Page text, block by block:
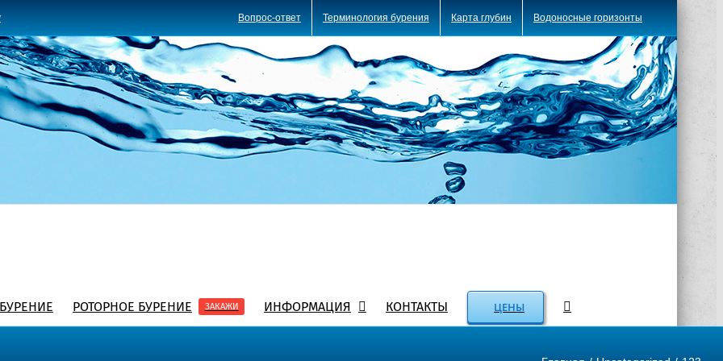
Вопрос-ответ Терминология бурения Карта глубин Водоносные горизонты
РОТОРНОЕ БУРЕНИЕ ЗАКАЖИ ИНФОРМАЦИЯ КОНТАКТЫ ЦЕНЫ